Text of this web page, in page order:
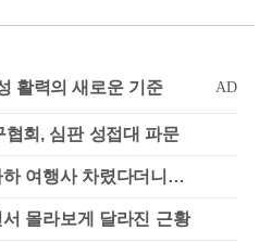
회, 심판 성접대 파문
하 여행사 차렸다더니…
몰라보게 달라진 근황